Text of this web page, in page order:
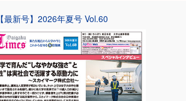
【最新号】2026年夏号 Vol.60